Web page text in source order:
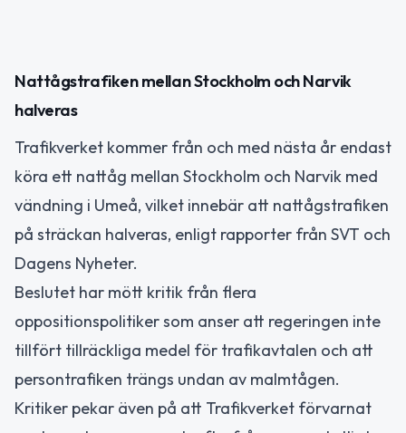
Nattågstrafiken mellan Stockholm och Narvik
halveras
Trafikverket kommer från och med nästa år endast
köra ett nattåg mellan Stockholm och Narvik med
vändning i Umeå, vilket innebär att nattågstrafiken
på sträckan halveras, enligt rapporter från SVT och
Dagens Nyheter.
Beslutet har mött kritik från flera
oppositionspolitiker som anser att regeringen inte
tillfört tillräckliga medel för trafikavtalen och att
persontrafiken trängs undan av malmtågen.
Kritiker pekar även på att Trafikverket förvarnat